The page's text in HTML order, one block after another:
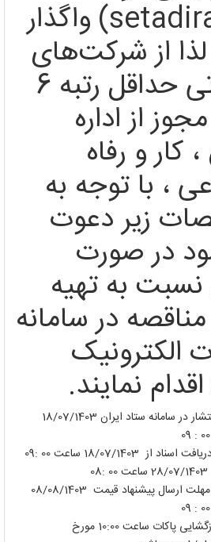
واگذار
از شرکت‌های
خدماتی حداقل رتبه 6
از اداره
کار و رفاه
، با توجه به
زیر دعوت
در صورت
نسبت به تهیه
در سامانه
الکترونیک
نمایند.
زمان انتشار در سامانه ستاد ایران 18/07/1403
مهلت دریافت اسناد از 18/07/1403 ساعت 00 :09
آخرین مهلت ارسال پیشنهاد قیمت 08/08/1403
زمان بازگشایی پاکات ساعت 10:00 مورخ